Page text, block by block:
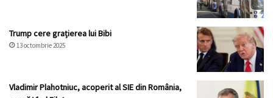
Trump cere grațierea lui Bibi
13 octombrie 2025
Vladimir Plahotniuc, acoperit al SIE din România,